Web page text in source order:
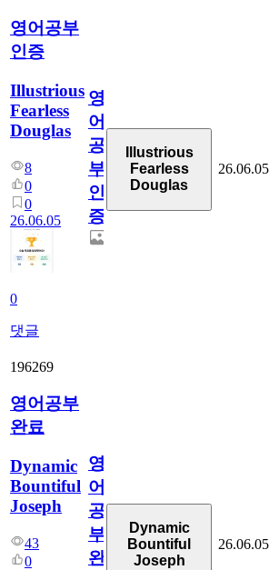
영어공부
인증
Illustrious
Fearless
Douglas
8
0
0
26.06.05
0
댓글
영
어
공
부
인
증
Illustrious
Fearless
Douglas
26.06.05
196269
영어공부
완료
Dynamic
Bountiful
Joseph
43
0
영
어
공
부
완
Dynamic
Bountiful
Joseph
26.06.05